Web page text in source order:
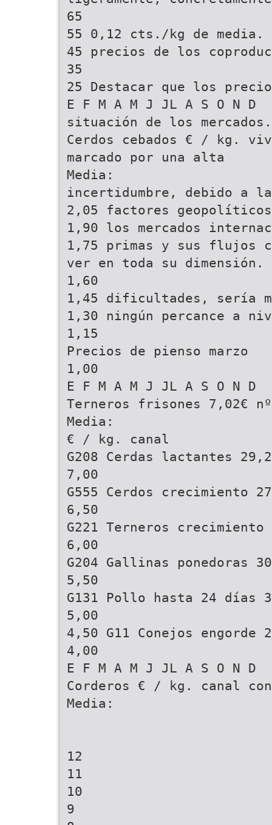
65
55 0,12 cts./kg de media.
45 precios de los
35
25 Destacar que los
E F M A M J JL A S O N D
situación de los
Cerdos cebados € / kg.
marcado por una alta
Media:
incertidumbre, debido a
2,05 factores
1,90 los mercados
1,75 primas y sus flujos
ver en toda su
1,60
1,45 dificultades, sería
1,30 ningún percance a
1,15
Precios de pienso marzo
1,00
E F M A M J JL A S O N D
Terneros frisones 7,02€
Media:
€ / kg. canal
G208 Cerdas lactantes
7,00
G555 Cerdos crecimiento
6,50
G221 Terneros crecimiento
6,00
G204 Gallinas ponedoras
5,50
G131 Pollo hasta 24 días
5,00
4,50 G11 Conejos engorde
4,00
E F M A M J JL A S O N D
Corderos € / kg. canal
Media:
12
11
10
9